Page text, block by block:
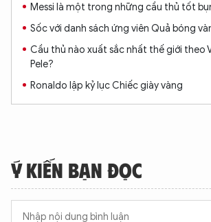
Messi là một trong những cầu thủ tốt
Sốc với danh sách ứng viên Quả bóng
Cầu thủ nào xuất sắc nhất thế giới theo
Pele?
Ronaldo lập kỷ lục Chiếc giày vàng
Ý KIẾN BẠN ĐỌC